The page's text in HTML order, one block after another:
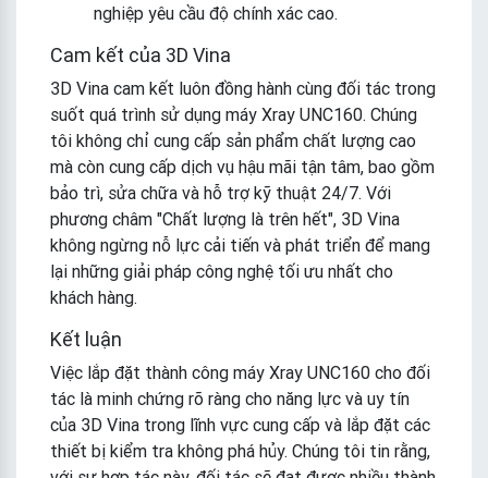
nghiệp yêu cầu độ chính xác cao.
Cam kết của 3D Vina
3D Vina cam kết luôn đồng hành cùng đối tác trong
suốt quá trình sử dụng máy Xray UNC160. Chúng
tôi không chỉ cung cấp sản phẩm chất lượng cao
mà còn cung cấp dịch vụ hậu mãi tận tâm, bao gồm
bảo trì, sửa chữa và hỗ trợ kỹ thuật 24/7. Với
phương châm "Chất lượng là trên hết", 3D Vina
không ngừng nỗ lực cải tiến và phát triển để mang
lại những giải pháp công nghệ tối ưu nhất cho
khách hàng.
Kết luận
Việc lắp đặt thành công máy Xray UNC160 cho đối
tác là minh chứng rõ ràng cho năng lực và uy tín
của 3D Vina trong lĩnh vực cung cấp và lắp đặt các
thiết bị kiểm tra không phá hủy. Chúng tôi tin rằng,